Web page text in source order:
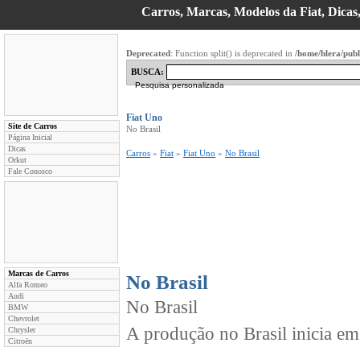
Carros, Marcas, Modelos da Fiat,
Site de Carros
Página Inicial
Dicas
Orkut
Fale Conosco
Marcas de Carros
Alfa Romeo
Audi
BMW
Chevrolet
Chrysler
Citroën
Deprecated: Function split() is deprecated in /home/hlera/
BUSCA:
Pesquisa personalizada
Fiat Uno
No Brasil
Carros » Fiat » Fiat Uno » No Brasil
No Brasil
No Brasil
A produção no Brasil inicia